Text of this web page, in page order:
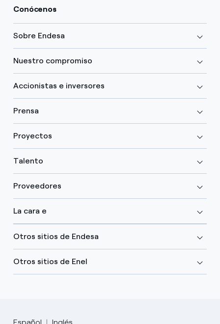
Conócenos
Sobre Endesa
Nuestro compromiso
Accionistas e inversores
Prensa
Proyectos
Talento
Proveedores
La cara e
Otros sitios de Endesa
Otros sitios de Enel